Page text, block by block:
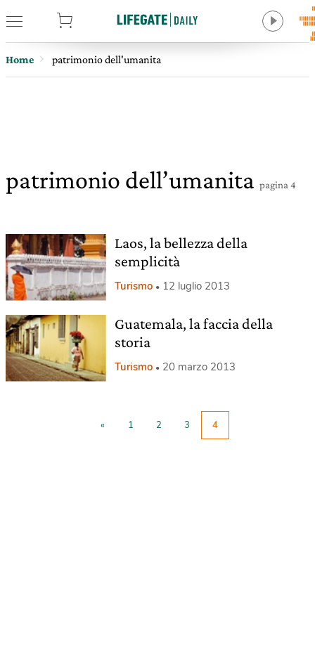
Home patrimonio dell'umanita
patrimonio dell’umanita pagina 4
Laos, la bellezza della
semplicità
Turismo 12 luglio 2013
Guatemala, la faccia della
storia
Turismo 20 marzo 2013
« 1 2 3 4